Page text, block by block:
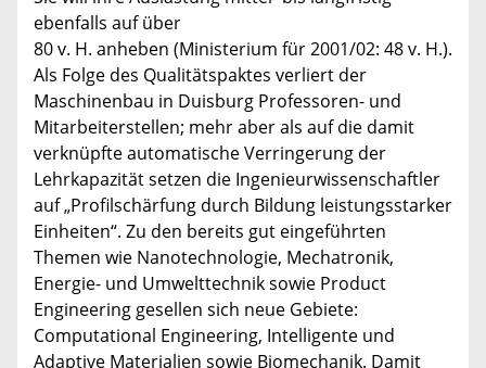
ebenfalls auf über
80 v. H. anheben (Ministerium für 2001/02: 48 v. H.).
Als Folge des Qualitätspaktes verliert der
Maschinenbau in Duisburg Professoren- und
Mitarbeiterstellen; mehr aber als auf die damit
verknüpfte automatische Verringerung der
Lehrkapazität setzen die Ingenieurwissenschaftler
auf „Profilschärfung durch Bildung leistungsstarker
Einheiten“. Zu den bereits gut eingeführten
Themen wie Nanotechnologie, Mechatronik,
Energie- und Umwelttechnik sowie Product
Engineering gesellen sich neue Gebiete:
Computational Engineering, Intelligente und
Adaptive Materialien sowie Biomechanik. Damit